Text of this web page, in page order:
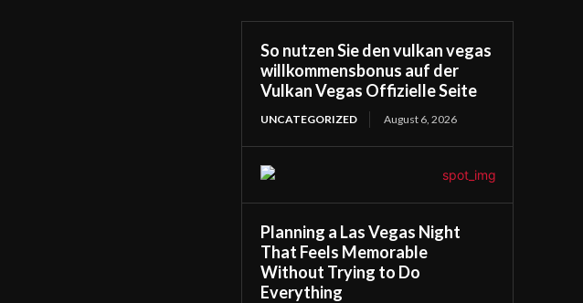
So nutzen Sie den vulkan vegas
willkommensbonus auf der
Vulkan Vegas Offizielle Seite
UNCATEGORIZED August 6, 2026
Planning a Las Vegas Night
That Feels Memorable
Without Trying to Do
Everything